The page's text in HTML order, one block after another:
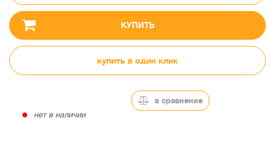
КУПИТЬ
купить в один клик
● нет в наличии
в сравнение